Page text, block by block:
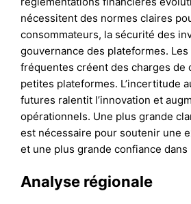
nécessitent des normes claires
consommateurs, la sécurité des
gouvernance des plateformes.
fréquentes créent des charges de
petites plateformes. L’incertitude
futures ralentit l’innovation et
opérationnels. Une plus grande
est nécessaire pour soutenir une
et une plus grande confiance dans
Analyse régionale